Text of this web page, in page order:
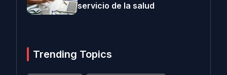
servicio de la salud
Trending Topics